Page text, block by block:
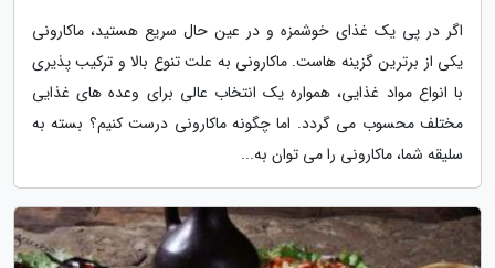
اگر در پی یک غذای خوشمزه و در عین حال سریع هستید، ماکارونی
یکی از برترین گزینه هاست. ماکارونی به علت تنوع بالا و ترکیب پذیری
با انواع مواد غذایی، همواره یک انتخاب عالی برای وعده های غذایی
مختلف محسوب می گردد. اما چگونه ماکارونی درست کنیم؟ بسته به
سلیقه شما، ماکارونی را می توان به...